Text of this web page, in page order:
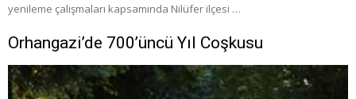
yenileme çalışmaları kapsamında Nilüfer ilçesi …
Orhangazi’de 700’üncü Yıl Coşkusu